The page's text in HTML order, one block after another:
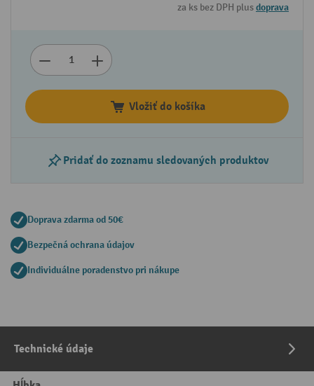
za ks bez DPH plusdoprava
Vložiť do košíka
Pridať do zoznamu sledovaných produktov
Doprava zdarma od 50€
Bezpečná ochrana údajov
Individuálne poradenstvo pri nákupe
Technické údaje